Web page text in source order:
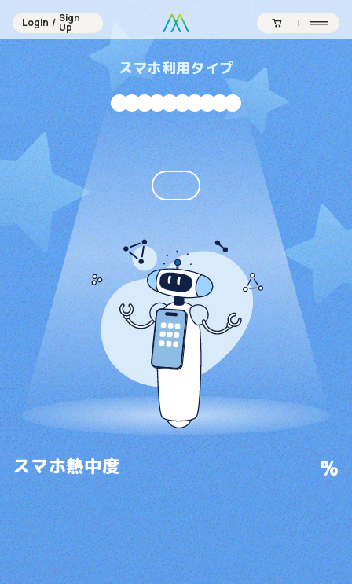
Login / Sign
Up
Login / Sign
Up
Contents
Products
Campaign
Journal
News
About
Point
Support
Official SNS
スマホ利用タイプ
スマホ熱中度 %